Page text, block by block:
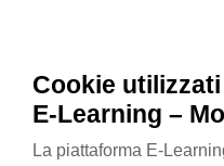
Cookie utilizzati
E-Learning –
La piattaforma E-